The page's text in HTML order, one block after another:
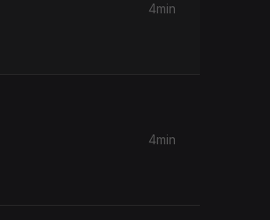
4min
4min